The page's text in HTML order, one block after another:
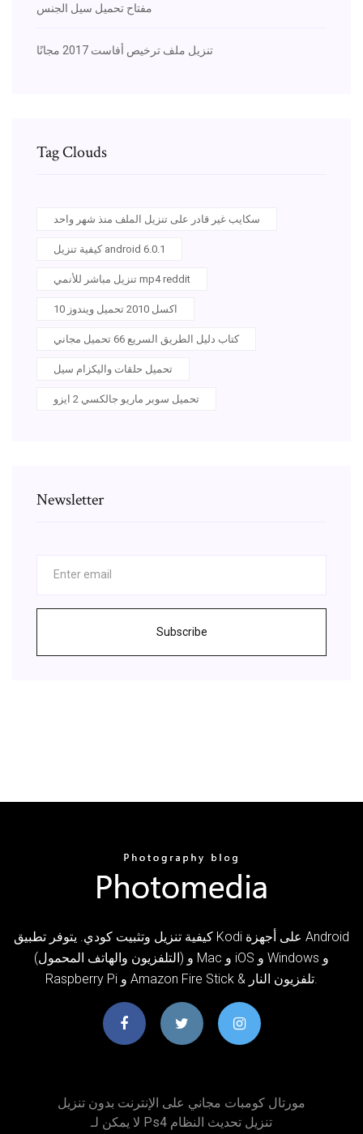
مفتاح تحميل سيل الجنس
تنزيل ملف ترخيص أفاست 2017 مجانًا
Tag Clouds
سكايب غير قادر على تنزيل الملف منذ شهر واحد
كيفية تنزيل android 6.0.1
تنزيل مباشر للأنمي mp4 reddit
اكسل 2010 تحميل ويندوز 10
كتاب دليل الطريق السريع 66 تحميل مجاني
تحميل حلقات واليكزام سيل
تحميل سوبر ماريو جالكسي 2 ايزو
Newsletter
Subscribe
كيفية تنزيل وتثبيت كودي. يتوفر تطبيق Kodi على أجهزة Android
(التلفزيون والهاتف المحمول) و Mac و iOS و Windows و
مورتال كومبات مجاني على الإنترنت بدون تنزيل
لا يمكن لـ Ps4 تنزيل تحديث النظام